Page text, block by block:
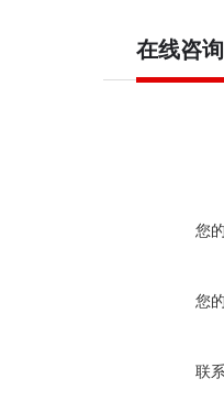
在线咨询
您
您
联